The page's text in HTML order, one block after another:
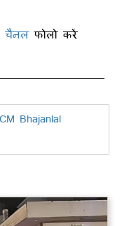
चैनल फोलो करें
Bhajanlal